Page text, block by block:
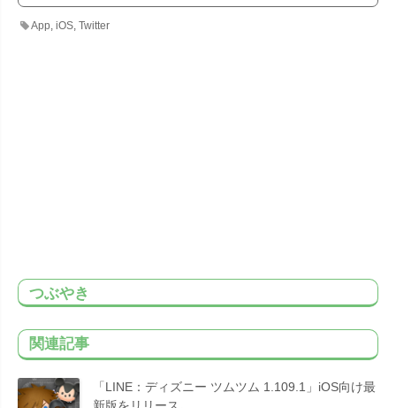
App ,iOS ,Twitter
つぶやき
関連記事
「LINE：ディズニー ツムツム 1.109.1」iOS向け最
新版をリリース。